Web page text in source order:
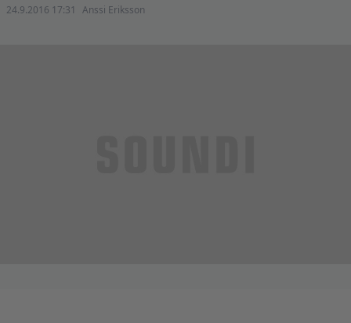
24.9.2016 17:31 Anssi Eriksson